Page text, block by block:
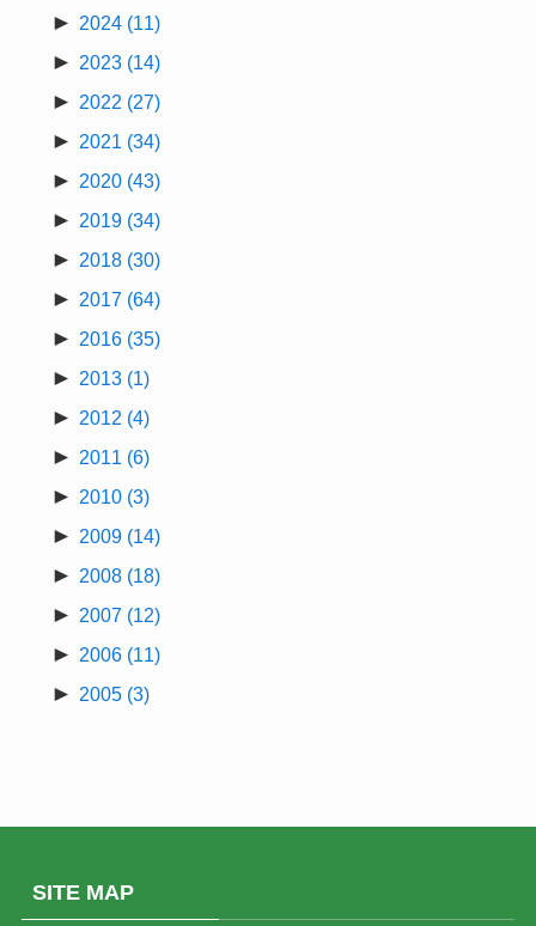
► 2024 (11)
► 2023 (14)
► 2022 (27)
► 2021 (34)
► 2020 (43)
► 2019 (34)
► 2018 (30)
► 2017 (64)
► 2016 (35)
► 2013 (1)
► 2012 (4)
► 2011 (6)
► 2010 (3)
► 2009 (14)
► 2008 (18)
► 2007 (12)
► 2006 (11)
► 2005 (3)
SITE MAP